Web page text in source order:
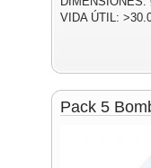
VIDA ÚTIL:
Pack 5